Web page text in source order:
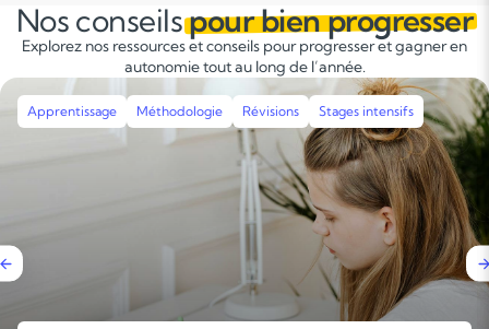
Nos conseilspour bien progresser
Explorez nos ressources et conseils pour progresser et gagner en
autonomie tout au long de l’année.
Révisions Stages intensifs Apprentissage